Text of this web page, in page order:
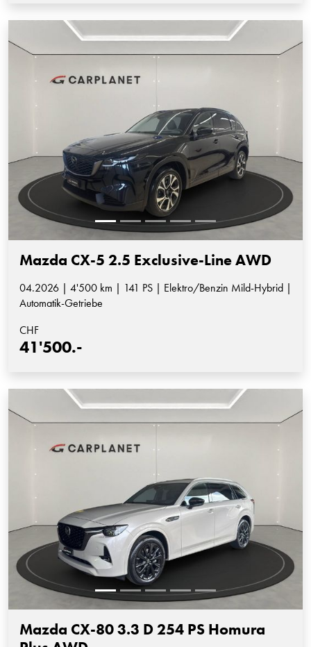
Mazda CX-5 2.5 Exclusive-Line AWD
04.2026 | 4'500 km | 141 PS | Elektro/Benzin Mild-Hybrid |
Automatik-Getriebe
CHF
41'500.-
Mazda CX-80 3.3 D 254 PS Homura